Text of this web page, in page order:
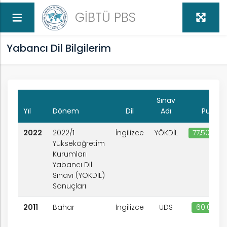
GİBTÜ PBS
Yabancı Dil Bilgilerim
Yıl Dönem Dil
Sınav
Adı
Puan
2022
2022/1
Yükseköğretim
Kurumları
Yabancı Dil
Sınavı (YÖKDİL)
Sonuçları
İngilizce YÖKDİL 77,50000
2011 Bahar İngilizce ÜDS 60.000